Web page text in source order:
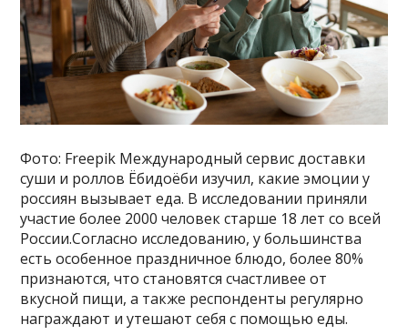
Фото: Freepik Международный сервис доставки
суши и роллов Ёбидоёби изучил, какие эмоции у
россиян вызывает еда. В исследовании приняли
участие более 2000 человек старше 18 лет со всей
России.Согласно исследованию, у большинства
есть особенное праздничное блюдо, более 80%
признаются, что становятся счастливее от
вкусной пищи, а также респонденты регулярно
награждают и утешают себя с помощью еды.